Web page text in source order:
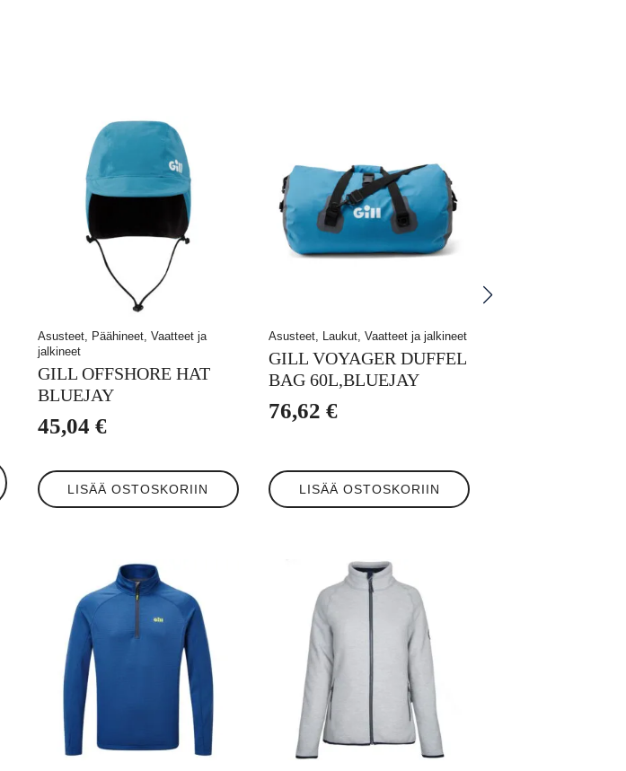
Asusteet, Päähineet, Vaatteet ja
jalkineet
GILL OFFSHORE HAT
BLUEJAY
45,04 €
LISÄÄ OSTOSKORIIN
Asusteet, Laukut, Vaatteet ja jalkineet
GILL VOYAGER DUFFEL
BAG 60L,BLUEJAY
76,62€
LISÄÄ OSTOSKORIIN